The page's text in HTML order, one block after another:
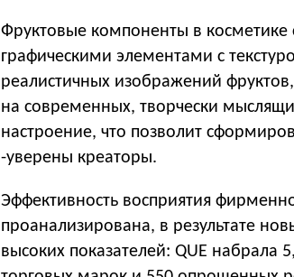
Фруктовые компоненты в
графическими элементами с
реалистичных изображений
на современных, творчески
настроение, что позволит
-уверены креаторы.
Эффективность восприятия
проанализирована, в результате
высоких показателей: QUE набрала